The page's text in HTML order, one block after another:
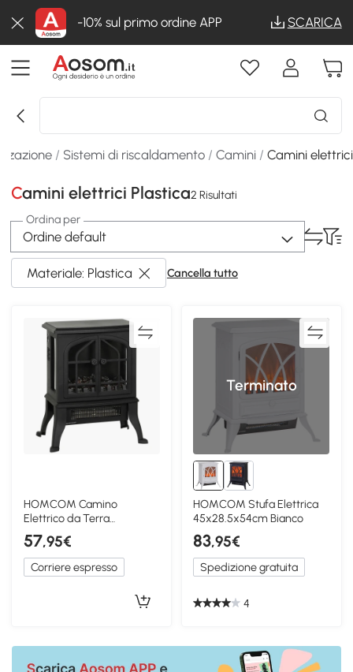
-10% sul primo ordine APP SCARICA
/ Sistemi di riscaldamento /Camini /Camini elettrici
Camini elettrici Plastica2 Risultati
Ordina per
Ordine default
Materiale: Plastica Cancella tutto
HOMCOM Camino
Elettrico da Terra
900/1800W con Fiamma
3D, Nero
57,95€
Corriere espresso
Terminato
HOMCOM Stufa Elettrica
45x28.5x54cm Bianco
83,95€
Spedizione gratuita
4